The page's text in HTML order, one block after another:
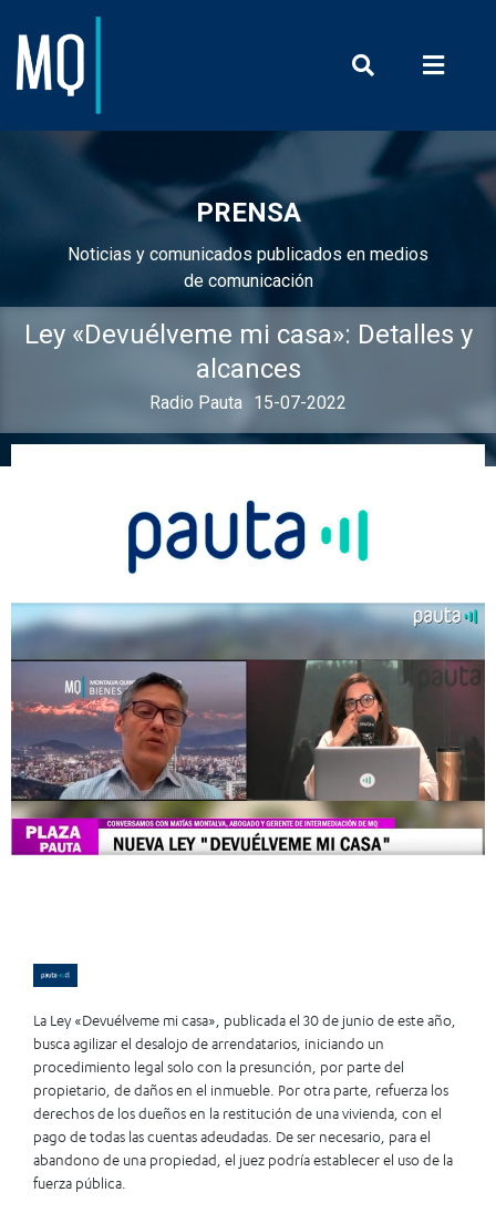
PRENSA
Noticias y comunicados publicados en medios
de comunicación
Ley «Devuélveme mi casa»: Detalles y
alcances
Radio Pauta 15-07-2022
La Ley «Devuélveme mi casa», publicada el 30 de junio de este año,
busca agilizar el desalojo de arrendatarios, iniciando un
procedimiento legal solo con la presunción, por parte del
propietario, de daños en el inmueble. Por otra parte, refuerza los
derechos de los dueños en la restitución de una vivienda, con el
pago de todas las cuentas adeudadas. De ser necesario, para el
abandono de una propiedad, el juez podría establecer el uso de la
fuerza pública.